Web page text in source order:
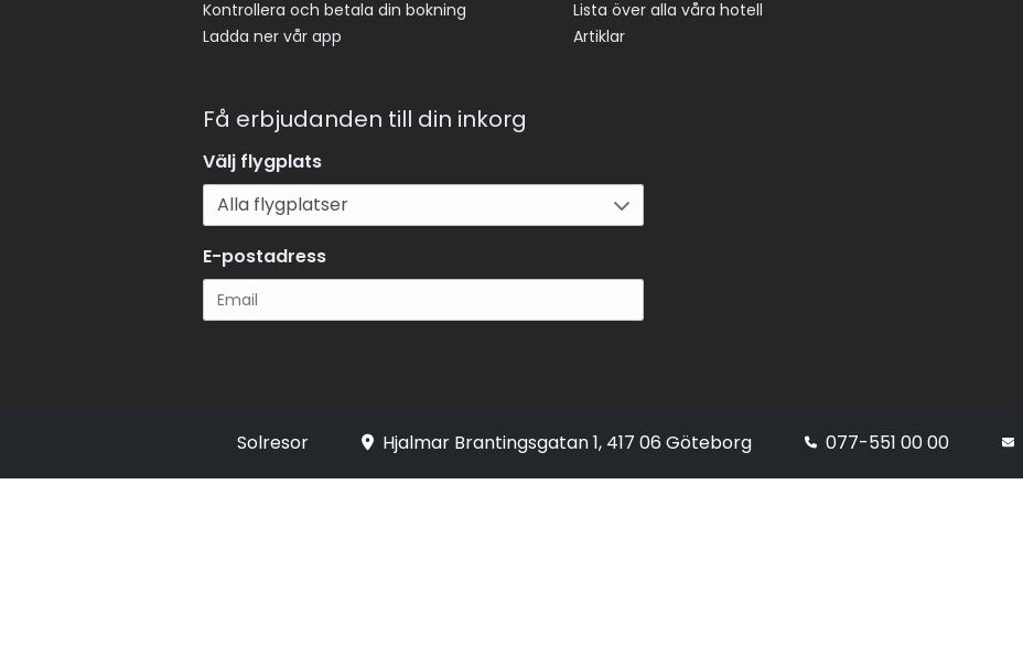
Kontrollera och betala din bokning
Ladda ner vår app
Lista över alla våra hotell
Artiklar
Få erbjudanden till din inkorg
Välj flygplats
E-postadress
Solresor Hjalmar Brantingsgatan 1, 417 06 Göteborg 077-551 00 00